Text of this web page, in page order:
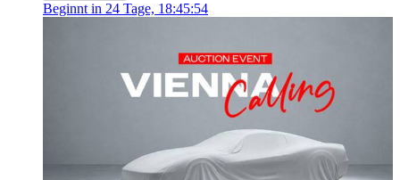
Beginnt in 24 Tage, 18:45:54